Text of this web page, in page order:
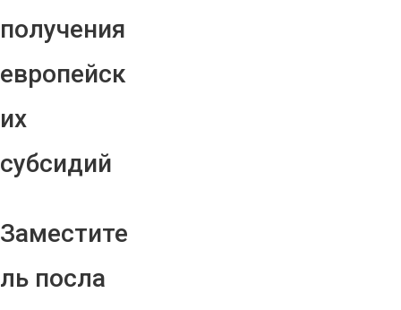
получения
европейск
их
субсидий
Заместите
ль посла